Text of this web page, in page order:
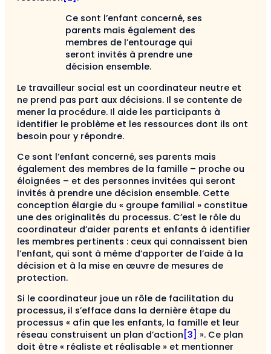
Ce sont l’enfant concerné, ses
parents mais également des
membres de l’entourage qui
seront invités à prendre une
décision ensemble.
Le travailleur social est un coordinateur neutre et
ne prend pas part aux décisions. Il se contente de
mener la procédure. Il aide les participants à
identifier le problème et les ressources dont ils ont
besoin pour y répondre.
Ce sont l’enfant concerné, ses parents mais
également des membres de la famille – proche ou
éloignées – et des personnes invitées qui seront
invités à prendre une décision ensemble. Cette
conception élargie du « groupe familial » constitue
une des originalités du processus. C’est le rôle du
coordinateur d’aider parents et enfants à identifier
les membres pertinents : ceux qui connaissent bien
l’enfant, qui sont à même d’apporter de l’aide à la
décision et à la mise en œuvre de mesures de
protection.
Si le coordinateur joue un rôle de facilitation du
processus, il s’efface dans la dernière étape du
processus « afin que les enfants, la famille et leur
réseau construisent un plan d’action [3] ». Ce plan
doit être « réaliste et réalisable » et mentionner